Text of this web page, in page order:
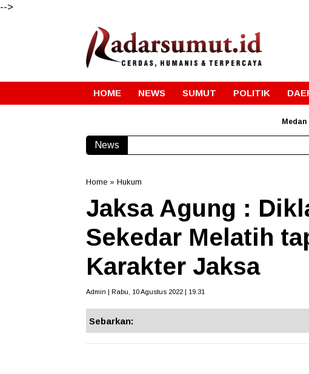
-->
HOME NEWS SUMUT POLITIK
Medan
News
Home » Hukum
Jaksa Agung :
Sekedar Melatih
Karakter Jaksa
Admin | Rabu, 10 Agustus 2022 | 19.31
Sebarkan: